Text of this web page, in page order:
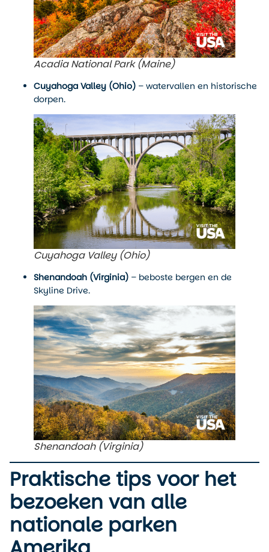
Acadia National Park (Maine)
Cuyahoga Valley (Ohio) – watervallen en historische
dorpen.
Cuyahoga Valley (Ohio)
Shenandoah (Virginia) – beboste bergen en de
Skyline Drive.
Shenandoah (Virginia)
Praktische tips voor het
bezoeken van alle
nationale parken